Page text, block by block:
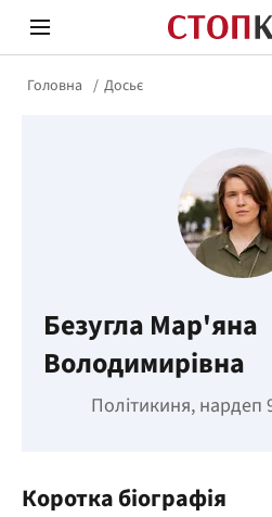
Стоп Політичній Корупції
Політика
Головна Досьє
Безугла Мар'яна
Володимирівна
Політикиня, нардеп
Коротка біографія